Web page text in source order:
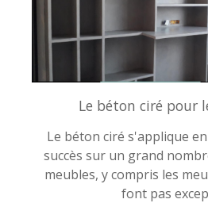
Le béton ciré pour
Le béton ciré s'applique
succès sur un grand
meubles, y compris les
font pas